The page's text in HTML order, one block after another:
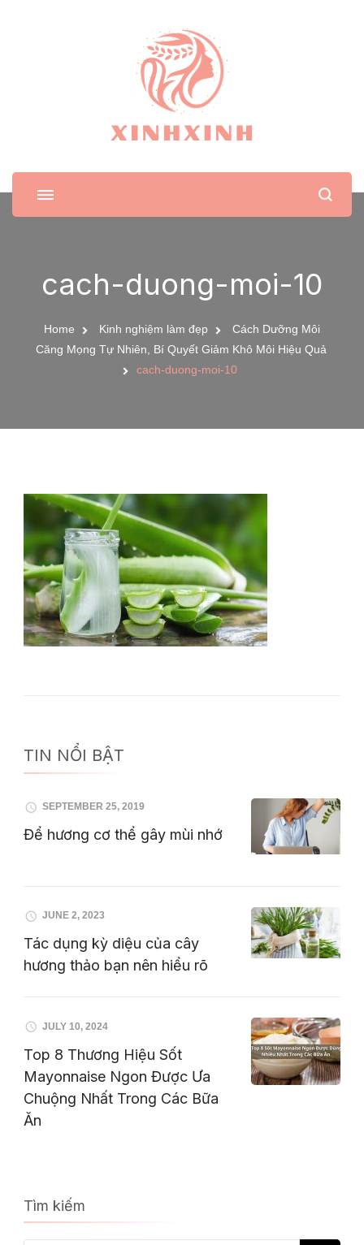
XinhXinh
Trang tin tức cho phái đẹp
cach-duong-moi-10
Home Kinh nghiệm làm đẹp
Cách Dưỡng Môi
Căng Mọng Tự Nhiên, Bí Quyết Giảm Khô Môi Hiệu Quả
cach-duong-moi-10
TIN NỔI BẬT
SEPTEMBER 25, 2019
Để hương cơ thể gây mùi nhớ
JUNE 2, 2023
Tác dụng kỳ diệu của cây
hương thảo bạn nên hiểu rõ
JULY 10, 2024
Top 8 Thương Hiệu Sốt
Mayonnaise Ngon Được Ưa
Chuộng Nhất Trong Các Bữa
Ăn
Tìm kiếm